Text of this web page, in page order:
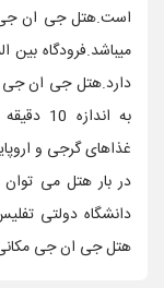
به
غذاهای گرجی و
در بار هتل می
هتل جی ان جی